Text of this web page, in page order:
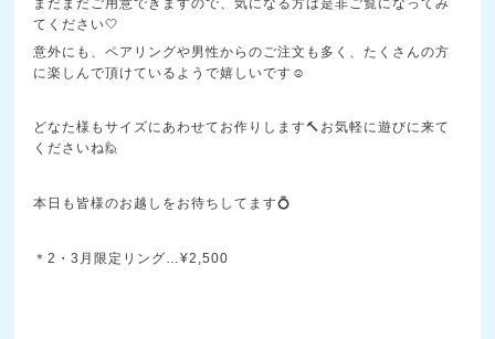
てください🤍
意外にも、ペアリングや男性からのご注文も多く、たくさんの方
に楽しんで頂けているようで嬉しいです☺️
どなた様もサイズにあわせてお作りします🔨お気軽に遊びに来て
くださいね🙋
本日も皆様のお越しをお待ちしてます💍
＊2・3月限定リング…¥2,500